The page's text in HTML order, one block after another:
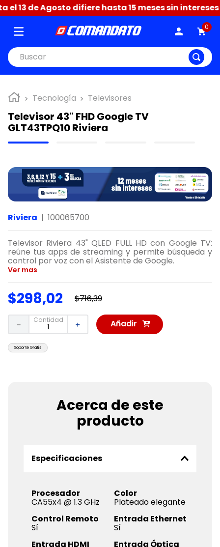
de Agosto difiere hasta 15 meses sin intereses +
0
Buscar
Tecnología Televisores
Televisor 43" FHD Google TV
GLT43TPQ10 Riviera
Riviera | 100065700
Televisor Riviera 43" QLED FULL HD con Google TV:
reúne tus apps de streaming y permite búsqueda y
control por voz con el Asistente de Google.
Ver mas
$298,02 $716,39
Cantidad
＋
－ Añadir
al
Soporte Gratis
Acerca de este
producto
Especificaciones
Procesador
CA55x4 @ 1.3 GHz
Color
Plateado elegante
Control Remoto
Sí
Entrada Ethernet
Sí
Entrada HDMI
Entrada Óptica